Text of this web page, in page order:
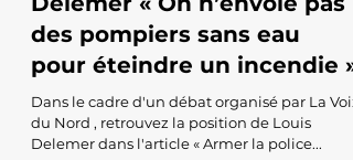
🗞️ La Voix du Nord : Louis
Delemer « On n’envoie pas
des pompiers sans eau
pour éteindre un incendie »
Dans le cadre d'un débat organisé par La Voix